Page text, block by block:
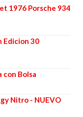
1976 Porsche 934
Edicion 30
con Bolsa
Nitro - NUEVO